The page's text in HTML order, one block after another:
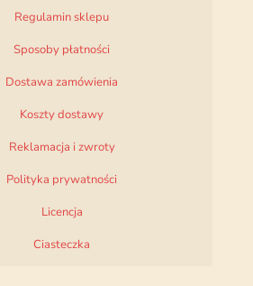
Regulamin sklepu
Sposoby płatności
Dostawa zamówienia
Koszty dostawy
Reklamacja i zwroty
Polityka prywatności
Licencja
Ciasteczka